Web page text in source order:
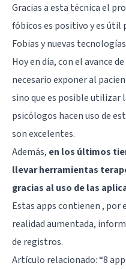
Gracias a esta técnica el
fóbicos es positivo y es útil
Fobias y nuevas tecnologías
Hoy en día, con el avance
necesario exponer al
sino que es posible utilizar
psicólogos hacen uso de
son excelentes.
Además, en los últimos
llevar herramientas
gracias al uso de las
Estas apps contienen ,
realidad aumentada,
de registros.
Artículo relacionado:“8